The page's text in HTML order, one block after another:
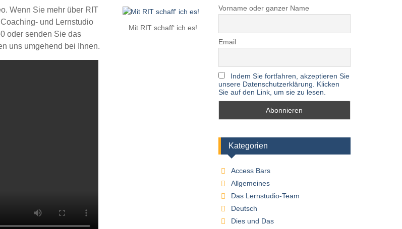
Mit RIT schaff‘ ich es!
Wenn Sie mehr über RIT
und Lernstudio
oder senden Sie das
uns umgehend bei Ihnen.
Vorname oder ganzer Name
Email
Indem Sie fortfahren, akzeptieren Sie
unsere Datenschutzerklärung. Klicken
Sie auf den Link, um sie zu lesen.
Kategorien
Access Bars
Allgemeines
Das Lernstudio-Team
Deutsch
Dies und Das